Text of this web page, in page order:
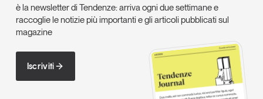
è la newsletter di Tendenze: arriva ogni due settimane e
raccoglie le notizie più importanti e gli articoli pubblicati sul
magazine
Iscriviti